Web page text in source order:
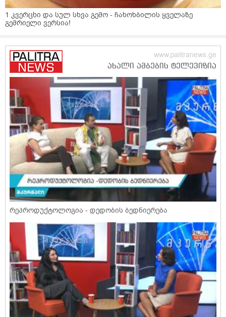
1 კვერცხი და სულ სხვა გემო - ჩახოხბილის ყველაზე
გემრიელი ვერსია!
რეპროდუქტოლოგია - დედობის ბედნიერება